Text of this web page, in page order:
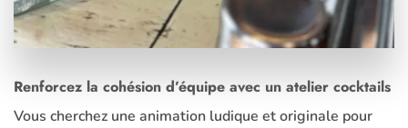
Renforcez la cohésion d’équipe avec un atelier cocktails
Vous cherchez une animation ludique et originale pour